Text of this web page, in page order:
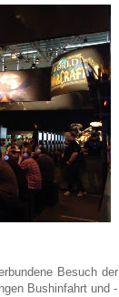
Besuch der
Bushinfahrt und -